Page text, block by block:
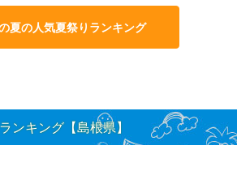
夏の人気夏祭りランキング
ンキング【島根県】